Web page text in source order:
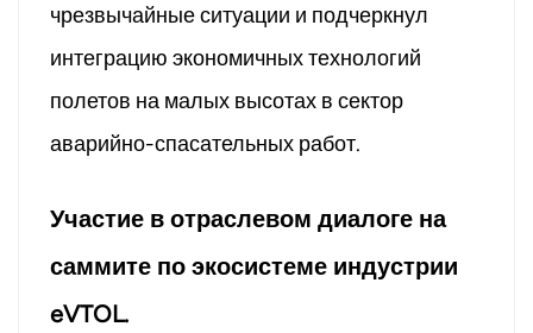
чрезвычайные ситуации и подчеркнул
интеграцию экономичных технологий
полетов на малых высотах в сектор
аварийно-спасательных работ.
Участие в отраслевом диалоге на
саммите по экосистеме индустрии
eVTOL.